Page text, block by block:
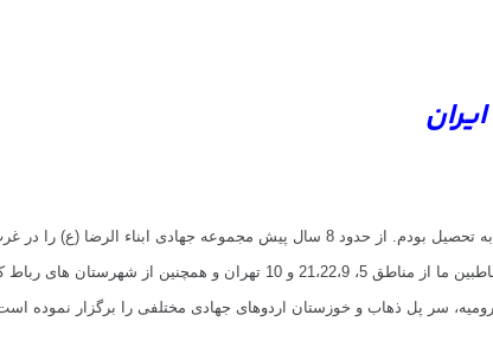
از حدود 8 سال پیش مجموعه جهادی ابناء الرضا (ع) را در غرب تهران راه اندازی کردم.
امروز مخاطبین ما از مناطق 5، 21،22،9 و 10 تهران و همچنین از
سر پل ذهاب و خوزستان اردوهای جهادی مختلفی را برگزار نموده